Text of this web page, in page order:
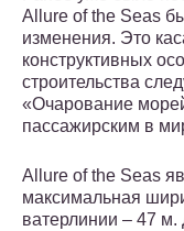
Allure of the Seas
изменения. Это
конструктивных
строительства
«Очарование
пассажирским в
Allure of the Seas
максимальная
ватерлинии – 47